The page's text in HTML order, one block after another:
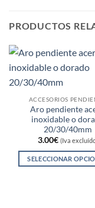
PRODUCTOS
ACCESORIOS
Aro pendiente
inoxidable o
20/30/40mm
3.00€ (Iva
SELECCIONAR